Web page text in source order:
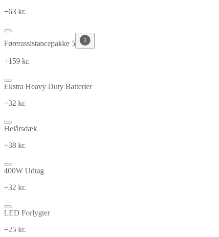
+63 kr.
Førerassistancepakke 5
+159 kr.
Ekstra Heavy Duty Batterier
+32 kr.
Helårsdæk
+38 kr.
400W Udtag
+32 kr.
LED Forlygter
+25 kr.